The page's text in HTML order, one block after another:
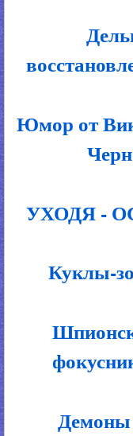
Юмор от
УХОДЯ -
Куклы-
Демоны